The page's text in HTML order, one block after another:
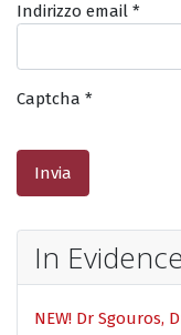
Indirizzo email *
Captcha *
Invia
In Evidence
NEW! Dr Sgouros,